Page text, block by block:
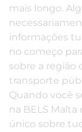
mais longo.
informações
no começo
sobre a região
transporte
Quando você
na BELS Malta
único sobre